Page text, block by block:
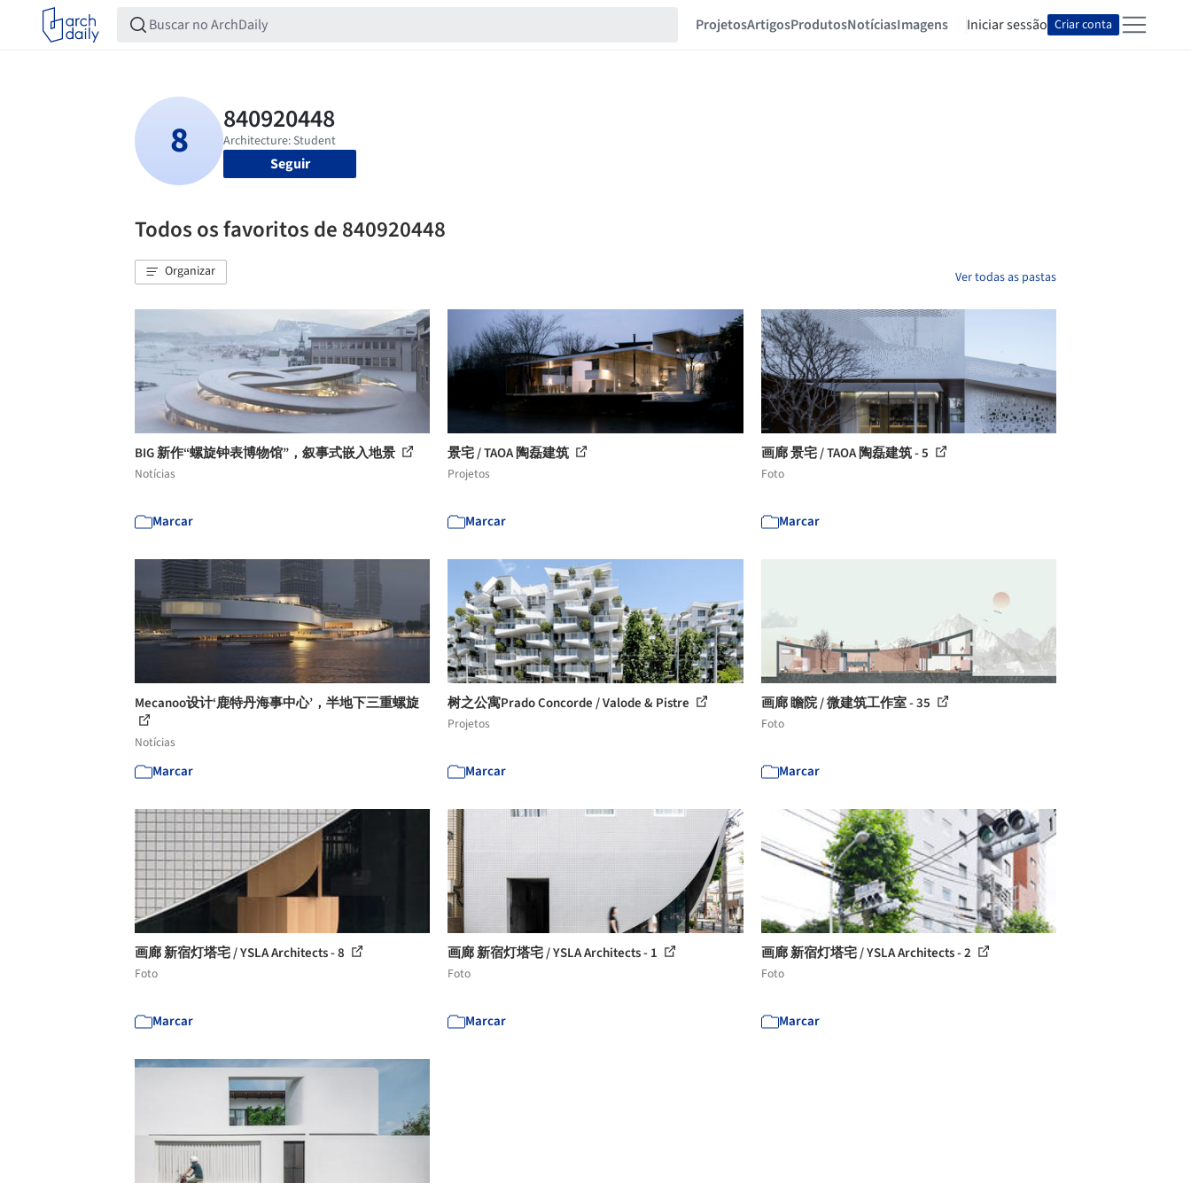
ProjetosArtigosProdutosNotíciasImagens Iniciar sessão Criar conta
Seguir
Todos os favoritos de 840920448
Organizar Ver todas as pastas
BIG 新作“螺旋钟表博物馆”，叙事式嵌入地景
Notícias
Marcar
景宅 / TAOA 陶磊建筑
Projetos
Marcar
画廊 景宅 / TAOA 陶磊建筑 - 5
Foto
Marcar
Mecanoo设计‘鹿特丹海事中心’，半地下三重螺旋
Notícias
Marcar
树之公寓Prado Concorde / Valode & Pistre
Projetos
Marcar
画廊 瞻院 / 微建筑工作室 - 35
Foto
Marcar
画廊 新宿灯塔宅 / YSLA Architects - 8
Foto
Marcar
画廊 新宿灯塔宅 / YSLA Architects - 1
Foto
Marcar
画廊 新宿灯塔宅 / YSLA Architects - 2
Foto
Marcar